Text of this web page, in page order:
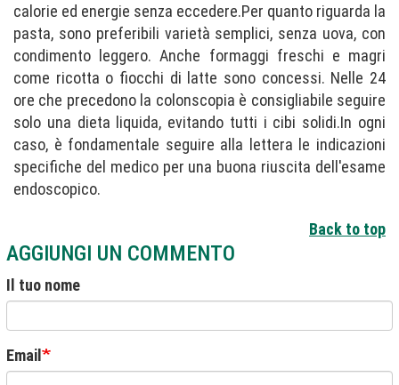
calorie ed energie senza eccedere.Per quanto riguarda la
pasta, sono preferibili varietà semplici, senza uova, con
condimento leggero. Anche formaggi freschi e magri
come ricotta o fiocchi di latte sono concessi. Nelle 24
ore che precedono la colonscopia è consigliabile seguire
solo una dieta liquida, evitando tutti i cibi solidi.In ogni
caso, è fondamentale seguire alla lettera le indicazioni
specifiche del medico per una buona riuscita dell'esame
endoscopico.
Back to top
AGGIUNGI UN COMMENTO
Il tuo nome
Email